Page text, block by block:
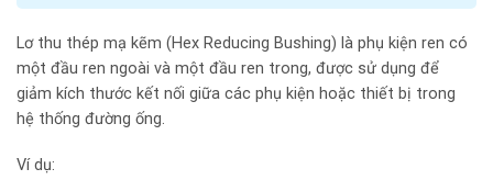
Lơ thu thép mạ kẽm (Hex Reducing Bushing) là phụ kiện ren có
một đầu ren ngoài và một đầu ren trong, được sử dụng để
giảm kích thước kết nối giữa các phụ kiện hoặc thiết bị trong
hệ thống đường ống.
Ví dụ: